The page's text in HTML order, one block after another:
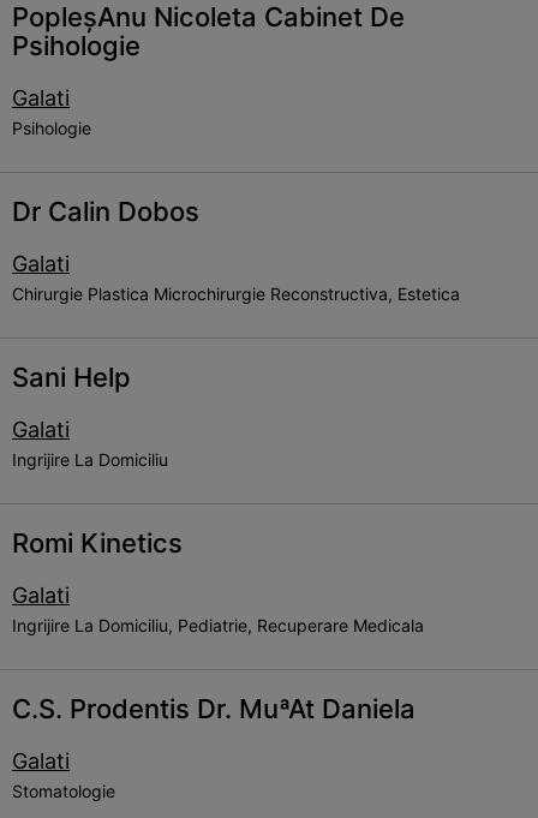
PopleșAnu Nicoleta Cabinet De
Psihologie
Galati
Psihologie
Dr Calin Dobos
Galati
Chirurgie Plastica Microchirurgie Reconstructiva, Estetica
Sani Help
Galati
Ingrijire La Domiciliu
Romi Kinetics
Galati
Ingrijire La Domiciliu, Pediatrie, Recuperare Medicala
C.S. Prodentis Dr. MuªAt Daniela
Galati
Stomatologie